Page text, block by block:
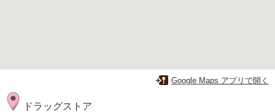
Google Maps アプリで開く
ドラッグストア